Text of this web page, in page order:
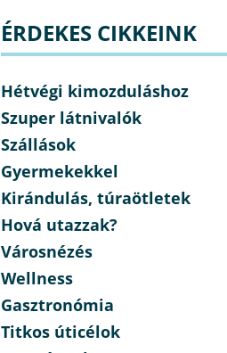
ÉRDEKES CIKKEINK
Hétvégi kimozduláshoz
Szuper látnivalók
Szállások
Gyermekekkel
Kirándulás, túraötletek
Hová utazzak?
Városnézés
Wellness
Gasztronómia
Titkos úticélok